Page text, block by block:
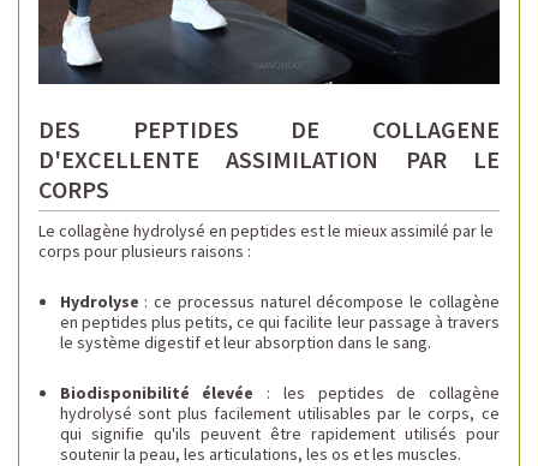
DES PEPTIDES DE COLLAGENE
D'EXCELLENTE ASSIMILATION PAR LE
CORPS
Le collagène hydrolysé en peptides est le mieux assimilé par le
corps pour plusieurs raisons :
Hydrolyse : ce processus naturel décompose le collagène
en peptides plus petits, ce qui facilite leur passage à travers
le système digestif et leur absorption dans le sang.
Biodisponibilité élevée : les peptides de collagène
hydrolysé sont plus facilement utilisables par le corps, ce
qui signifie qu'ils peuvent être rapidement utilisés pour
soutenir la peau, les articulations, les os et les muscles.